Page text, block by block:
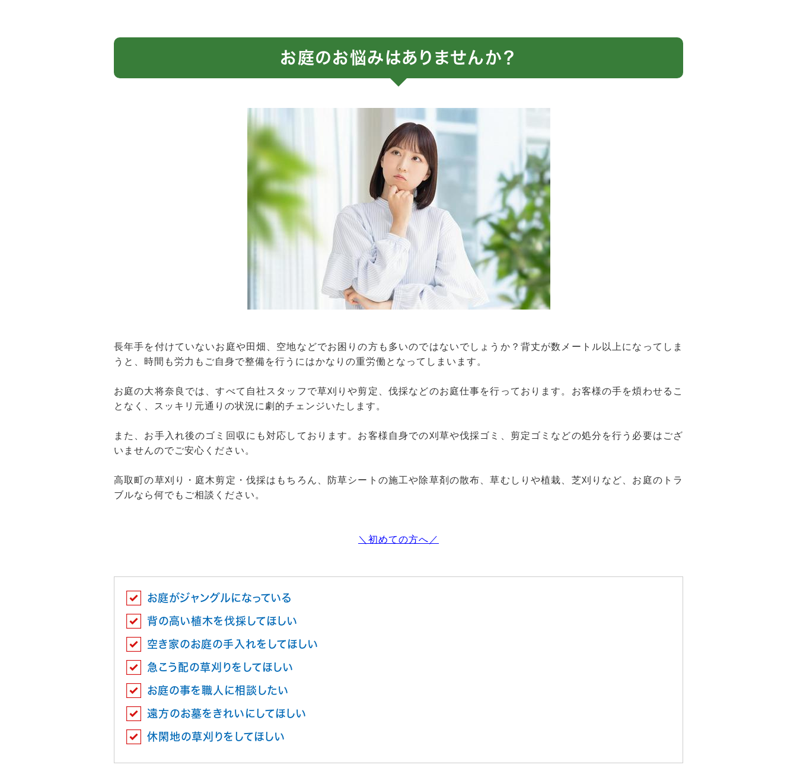
お庭のお悩みはありませんか？
長年手を付けていないお庭や田畑、空地などでお困りの方も多いのではないでしょうか？背丈が数メートル以上になってしま
うと、時間も労力もご自身で整備を行うにはかなりの重労働となってしまいます。
お庭の大将奈良では、すべて自社スタッフで草刈りや剪定、伐採などのお庭仕事を行っております。お客様の手を煩わせるこ
となく、スッキリ元通りの状況に劇的チェンジいたします。
また、お手入れ後のゴミ回収にも対応しております。お客様自身での刈草や伐採ゴミ、剪定ゴミなどの処分を行う必要はござ
いませんのでご安心ください。
高取町の草刈り・庭木剪定・伐採はもちろん、防草シートの施工や除草剤の散布、草むしりや植栽、芝刈りなど、お庭のトラ
ブルなら何でもご相談ください。
＼初めての方へ／
お庭がジャングルになっている
背の高い植木を伐採してほしい
空き家のお庭の手入れをしてほしい
急こう配の草刈りをしてほしい
お庭の事を職人に相談したい
遠方のお墓をきれいにしてほしい
休閑地の草刈りをしてほしい